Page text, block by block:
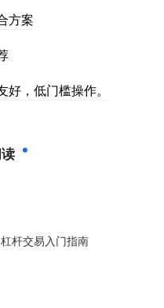
方案
，低门槛操作。
杆交易入门指南